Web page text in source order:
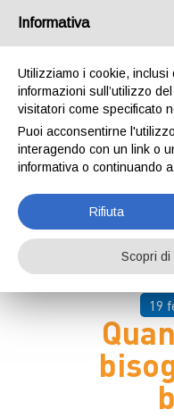
Home
19
Informativa
Utilizziamo i cookie,
informazioni sull’utilizzo
visitatori come specificato
Puoi acconsentirne
interagendo con un link o
informativa o continuando
Rifiuta
Scopri